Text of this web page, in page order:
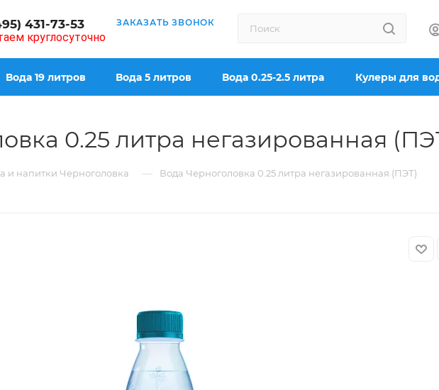
431-73-53
круглосуточно
ЗАКАЗАТЬ ЗВОНОК
Вода 19 литров Вода 5 литров Вода 0.25-2.5 литра Кулеры для
0.25 литра негазированная
и напитки Черноголовка — Вода Черноголовка 0.25 литра негазированная (ПЭТ)